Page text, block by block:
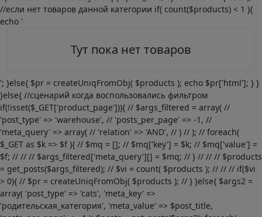
//если нет товаров данной категории if( count($products) < 1 ){
echo '
Тут пока нет товаров
'; }else{ $pr = createUniqFromObj( $products ); echo $pr['html']; } }
}else{ //сценарий когда воспользовались фильтром
if(!isset($_GET['product_page'])){ // $args_filtered = array( //
'post_type' => 'warehouse', // 'posts_per_page' => -1, //
'meta_query' => array( // 'relation' => 'AND', // ) // ); // foreach(
$_GET as $k => $f ){ // $mq = []; // $mq['key'] = $k; // $mq['value'] =
$f; // // // $args_filtered['meta_query'][] = $mq; // } // // // $products
= get_posts($args_filtered); // $vi = count( $products ); // // // if($vi
> 0){ // $pr = createUniqFromObj( $products ); // } }else{ $args2 =
array( 'post_type' => 'cats', 'meta_key' =>
'родительская_категория', 'meta_value' => $post_title,